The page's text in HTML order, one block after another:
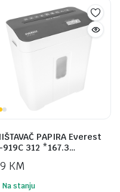
PAPIRA Everest
919C 312 *167.3…
KM
Na stanju